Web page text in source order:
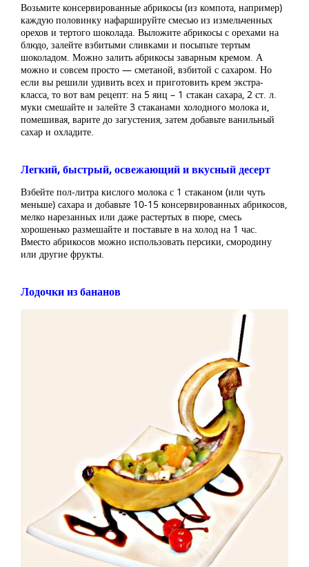
Возьмите консервированные абрикосы (из компота, например)
каждую половинку нафаршируйте смесью из измельченных
орехов и тертого шоколада. Выложите абрикосы с орехами на
блюдо, залейте взбитыми сливками и посыпьте тертым
шоколадом. Можно залить абрикосы заварным кремом. А
можно и совсем просто — сметаной, взбитой с сахаром. Но
если вы решили удивить всех и приготовить крем экстра-
класса, то вот вам рецепт: на 5 яиц – 1 стакан сахара, 2 ст. л.
муки смешайте и залейте 3 стаканами холодного молока и,
помешивая, варите до загустения, затем добавьте ванильный
сахар и охладите.
Легкий, быстрый, освежающий и вкусный десерт
Взбейте пол-литра кислого молока с 1 стаканом (или чуть
меньше) сахара и добавьте 10-15 консервированных абрикосов,
мелко нарезанных или даже растертых в пюре, смесь
хорошенько размешайте и поставьте в на холод на 1 час.
Вместо абрикосов можно использовать персики, смородину
или другие фрукты.
Лодочки из бананов